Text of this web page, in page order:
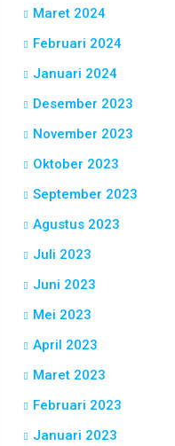
Maret 2024
Februari 2024
Januari 2024
Desember 2023
November 2023
Oktober 2023
September 2023
Agustus 2023
Juli 2023
Juni 2023
Mei 2023
April 2023
Maret 2023
Februari 2023
Januari 2023